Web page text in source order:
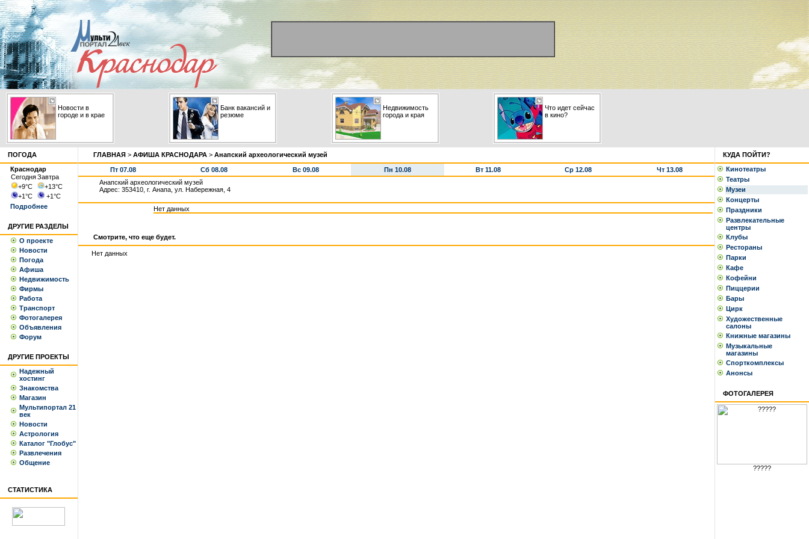
Новости в
городе и в крае
Банк вакансий и
резюме
Недвижимость
города и края
Что идет сейчас
в кино?
ПОГОДА
Краснодар
СегодняЗавтра
+9°С +13°С
+1°С +1°С
Подробнее
ДРУГИЕ РАЗДЕЛЫ
О проекте
Новости
Погода
Афиша
Недвижимость
Фирмы
Работа
Транспорт
Фотогалерея
Объявления
Форум
ДРУГИЕ ПРОЕКТЫ
Надежный
хостинг
Знакомства
Магазин
Мультипортал 21
век
Новости
Астрология
Каталог "Глобус"
Развлечения
Общение
СТАТИСТИКА
ГЛАВНАЯ > АФИША КРАСНОДАРА > Анапский археологический музей
Пт 07.08 Сб 08.08 Вс 09.08 Пн 10.08 Вт 11.08 Ср 12.08
Чт 13.08
Анапский археологический музей
Адрес: 353410, г. Анапа, ул. Набережная, 4
Нет данных
Смотрите, что еще будет.
Нет данных
КУДА ПОЙТИ?
Кинотеатры
Театры
Музеи
Концерты
Праздники
Развлекательные
центры
Клубы
Рестораны
Парки
Кафе
Кофейни
Пиццерии
Бары
Цирк
Художественные
салоны
Книжные магазины
Музыкальные
магазины
Спорткомплексы
Анонсы
ФОТОГАЛЕРЕЯ
?????